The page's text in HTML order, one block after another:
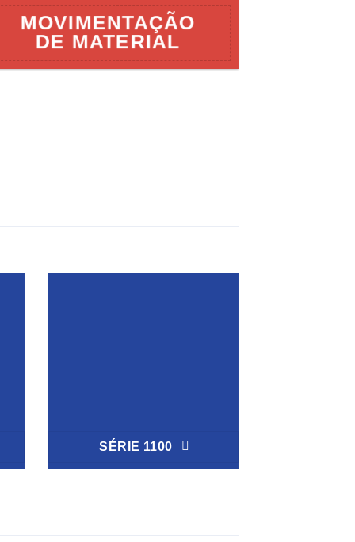
MOVIMENTAÇÃO
DE MATERIAL
SÉRIE 1100